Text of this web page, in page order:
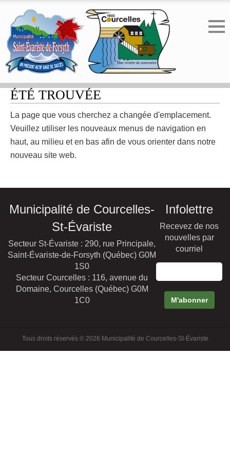
ERREUR 404 - LA PAGE N'A PAS
ÉTÉ TROUVÉE
La page que vous cherchez a changée d'emplacement.
Veuillez utiliser les nouveaux menus de navigation en
haut, au milieu et en bas afin de vous orienter dans notre
nouveau site web.
Municipalité de Courcelles-
St-Évariste
Secteur St-Évariste : 290, rue Principale,
Saint-Évariste-de-Forsyth (Québec) G0M
1S0
Secteur Courcelles : 116, avenue du
Domaine, Courcelles (Québec) G0M
1C0
Infolettre
Recevez de nos
nouvelles par
courriel
Tous droits réservés © 2026 Municipalité de Courcelles-St-Évariste